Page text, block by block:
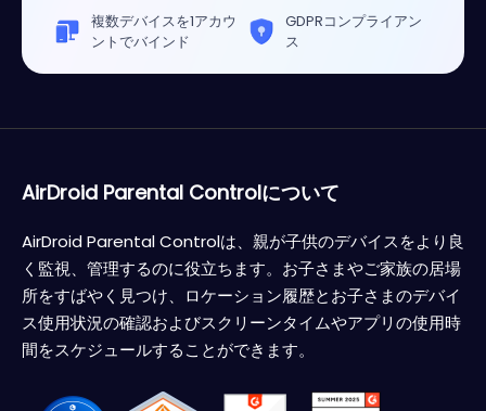
複数デバイスを1アカウ
ントでバインド
GDPRコンプライアン
ス
AirDroid Parental Controlについて
AirDroid Parental Controlは、親が子供のデバイスをより良
く監視、管理するのに役立ちます。お子さまやご家族の居場
所をすばやく見つけ、ロケーション履歴とお子さまのデバイ
ス使用状況の確認およびスクリーンタイムやアプリの使用時
間をスケジュールすることができます。